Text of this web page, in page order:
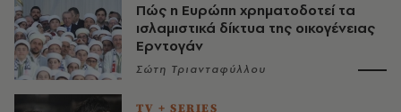
Πώς η Ευρώπη χρηματοδοτεί τα
ισλαμιστικά δίκτυα της οικογένειας
Ερντογάν
Σώτη Τριανταφύλλου
TV + SERIES